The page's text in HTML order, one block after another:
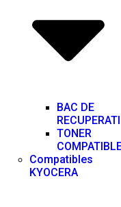
BAC DE
TONER
Compatibles
KYOCERA